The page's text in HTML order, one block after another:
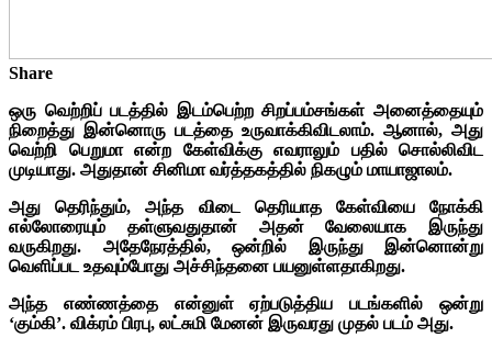
Share
ஒரு வெற்றிப் படத்தில் இடம்பெற்ற சிறப்பம்சங்கள் அனைத்தையும்
நிறைத்து இன்னொரு படத்தை உருவாக்கிவிடலாம். ஆனால், அது
வெற்றி பெறுமா என்ற கேள்விக்கு எவராலும் பதில் சொல்லிவிட
முடியாது. அதுதான் சினிமா வர்த்தகத்தில் நிகழும் மாயாஜாலம்.
அது தெரிந்தும், அந்த விடை தெரியாத கேள்வியை நோக்கி
எல்லோரையும் தள்ளுவதுதான் அதன் வேலையாக இருந்து
வருகிறது. அதேநேரத்தில், ஒன்றில் இருந்து இன்னொன்று
வெளிப்பட உதவும்போது அச்சிந்தனை பயனுள்ளதாகிறது.
அந்த எண்ணத்தை என்னுள் ஏற்படுத்திய படங்களில் ஒன்று
‘கும்கி’. விக்ரம் பிரபு, லட்சுமி மேனன் இருவரது முதல் படம் அது.